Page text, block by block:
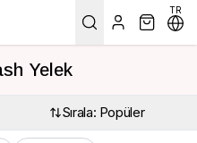
TR
Yelek
Sırala: Popüler